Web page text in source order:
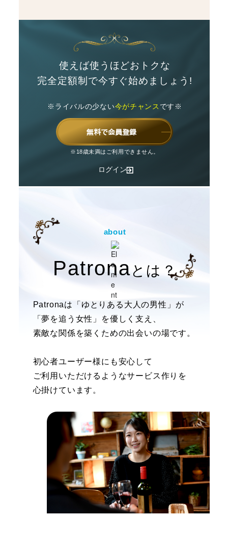
Patronaは「ゆとりある大人の男性」が
「夢を追う女性」を優しく支え、
素敵な関係を築くための出会いの場です。
初心者ユーザー様にも安心して
ご利用いただけるようなサービス作りを
心掛けています。
Patronaとは？
about
使えば使うほどおトクな
完全定額制で今すぐ始めましょう!
※ライバルの少ない今がチャンス です※
ログイン
無料で会員登録
※18歳未満はご利用できません。